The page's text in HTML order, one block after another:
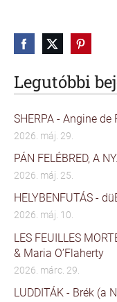
Legutóbbi
SHERPA - Angine de
2026. máj. 29.
PÁN FELÉBRED, A
2026. máj. 25.
HELYBENFUTÁS -
2026. máj. 10.
LES FEUILLES
& Maria O’Flaherty
2026. márc. 29.
LUDDITÁK - Brék (a